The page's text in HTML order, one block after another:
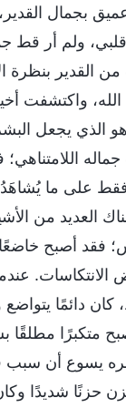
بجمال
ولم أر قط
القدير بنظرة
واكتشفت
الذي يجعل
على ما يُشاهَدُ
العديد من
فقد أصبح خاضعًا
الانتكاسات.
كان دائمًا
متكبرًا مطلقًا
يسوع أن
حزنًا شديدًا